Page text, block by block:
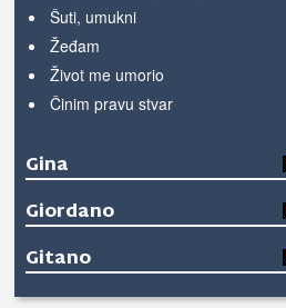
Šuti, umukni
Žeđam
Život me umorio
Činim pravu stvar
Gina
Giordano
Gitano